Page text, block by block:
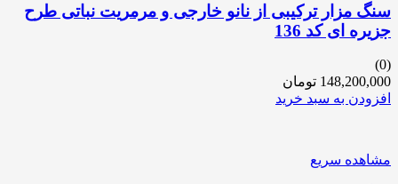
سنگ مزار ترکیبی از نانو خارجی و مرمریت نباتی طرح
جزیره ای کد 136
(0)
148,200,000 تومان
افزودن به سبد خرید
مشاهده سریع